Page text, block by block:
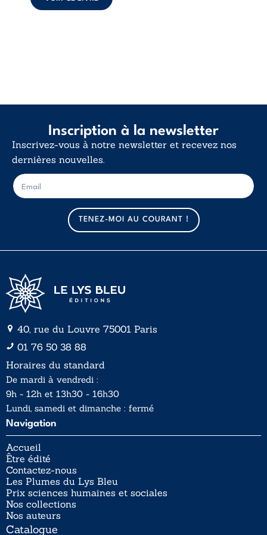
d’existence pour ...
Inscription à la newsletter
Inscrivez-vous à notre newsletter et recevez nos
dernières nouvelles.
m
a
i
l
E
-
m
TENEZ-MOI AU COURANT !
40, rue du Louvre 75001 Paris
01 76 50 38 88
Horaires du standard
De mardi à vendredi :
9h - 12h et 13h30 - 16h30
Lundi, samedi et dimanche : fermé
Navigation
Accueil
Être édité
Contactez-nous
Les Plumes du Lys Bleu
Prix sciences humaines et sociales
Nos collections
Nos auteurs
Catalogue